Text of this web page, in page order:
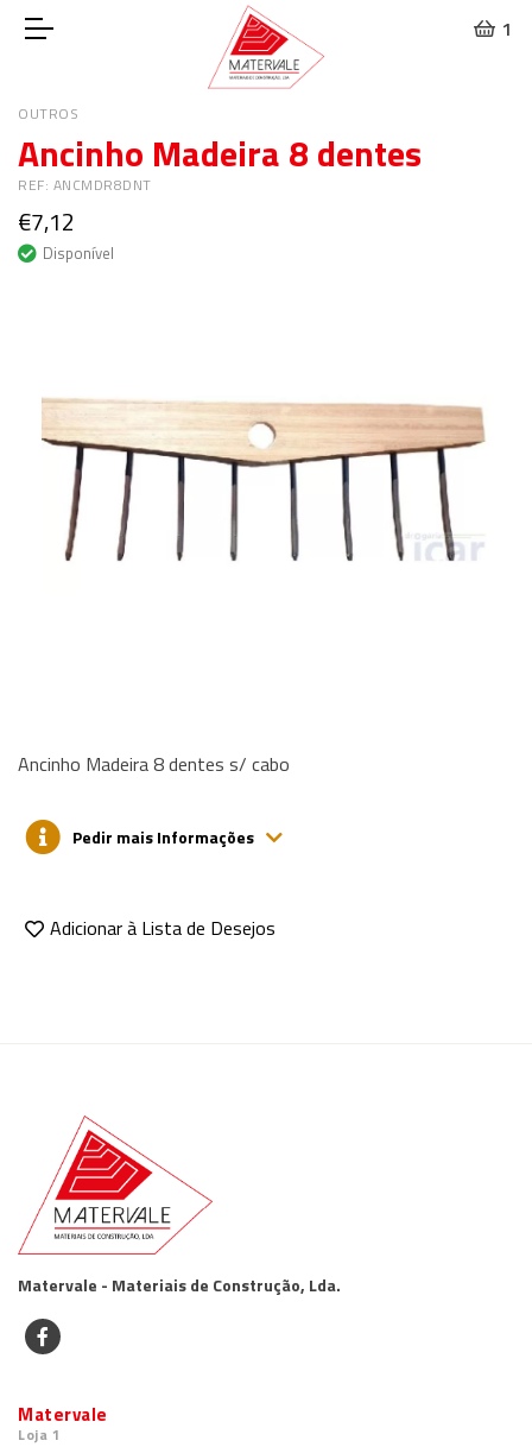
1
OUTROS
Ancinho Madeira 8 dentes
REF: ANCMDR8DNT
€7,12
Disponível
Ancinho Madeira 8 dentes s/ cabo
Pedir mais Informações
Adicionar à Lista de Desejos
Matervale - Materiais de Construção, Lda.
Matervale
Loja 1